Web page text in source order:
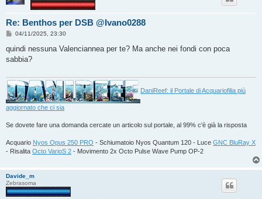
Re: Benthos per DSB @Ivano0288
M
s
a
i
o
04/11/2025, 23:30
quindi nessuna Valenciannea per te? Ma anche nei fondi con poca
sabbia?
DaniReef: il Portale di Acquariofilia più
aggiornato che ci sia
Se dovete fare una domanda cercate un articolo sul portale, al 99% c'è già la risposta
Acquario Nyos Opus 250 PRO - Schiumatoio Nyos Quantum 120 - Luce GNC BluRay X
- Risalita Octo VarioS 2 - Movimento 2x Octo Pulse Wave Pump OP-2
Davide_m
Zebrasoma